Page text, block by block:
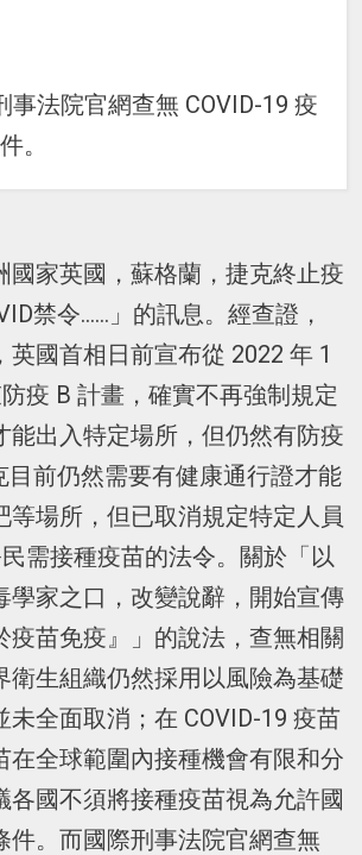
事法院官網查無 COVID-19 疫
。
國家英國，蘇格蘭，捷克終止疫
禁令......」的訊息。經查證，
英國首相日前宣布從 2022 年 1
疫 B 計畫，確實不再強制規定
能出入特定場所，但仍然有防疫
目前仍然需要有健康通行證才能
等場所，但已取消規定特定人員
需接種疫苗的法令。關於「以
學家之口，改變說辭，開始宣傳
疫苗免疫』」的說法，查無相關
衛生組織仍然採用以風險為基礎
未全面取消；在 COVID-19 疫苗
在全球範圍內接種機會有限和分
各國不須將接種疫苗視為允許國
件。而國際刑事法院官網查無